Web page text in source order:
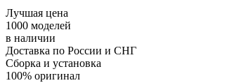
Лучшая цена
1000 моделей
в наличии
Доставка по России и СНГ
Сборка и установка
100% оригинал